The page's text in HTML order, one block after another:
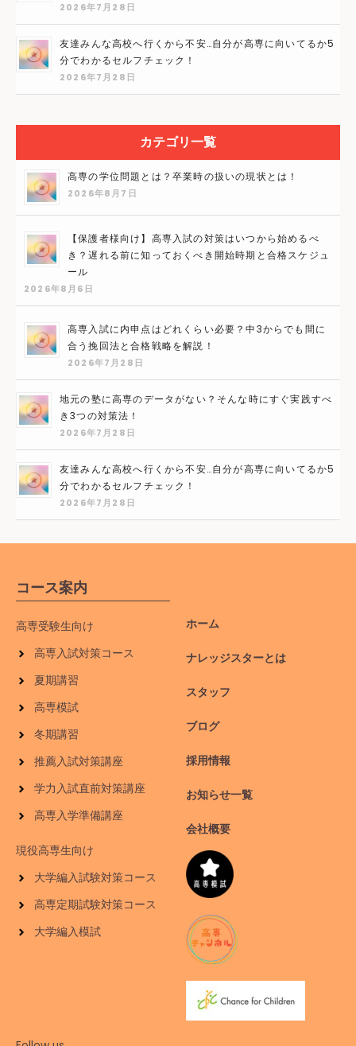
2026年7月28日
友達みんな高校へ行くから不安…自分が高専に向いてるか5
分でわかるセルフチェック！
2026年7月28日
カテゴリ一覧
高専の学位問題とは？卒業時の扱いの現状とは！
2026年8月7日
【保護者様向け】高専入試の対策はいつから始めるべ
き？遅れる前に知っておくべき開始時期と合格スケジュ
ール
2026年8月6日
高専入試に内申点はどれくらい必要？中3からでも間に
合う挽回法と合格戦略を解説！
2026年7月28日
地元の塾に高専のデータがない？そんな時にすぐ実践すべ
き3つの対策法！
2026年7月28日
友達みんな高校へ行くから不安…自分が高専に向いてるか5
分でわかるセルフチェック！
2026年7月28日
コース案内
高専受験生向け
高専入試対策コース
夏期講習
高専模試
冬期講習
推薦入試対策講座
学力入試直前対策講座
高専入学準備講座
現役高専生向け
大学編入試験対策コース
高専定期試験対策コース
大学編入模試
ホーム
ナレッジスターとは
スタッフ
ブログ
採用情報
お知らせ一覧
会社概要